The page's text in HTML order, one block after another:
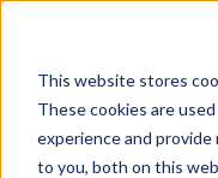
This website stores
These cookies are
experience and provide
to you, both on this